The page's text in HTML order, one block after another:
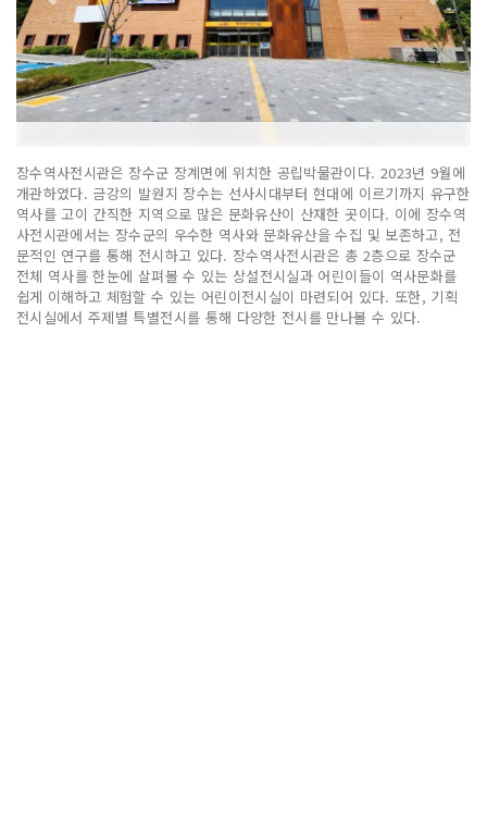
장수역사전시관은 장수군 장계면에 위치한 공립박물관이다. 2023년 9월에
개관하였다. 금강의 발원지 장수는 선사시대부터 현대에 이르기까지 유구한
역사를 고이 간직한 지역으로 많은 문화유산이 산재한 곳이다. 이에 장수역
사전시관에서는 장수군의 우수한 역사와 문화유산을 수집 및 보존하고, 전
문적인 연구를 통해 전시하고 있다. 장수역사전시관은 총 2층으로 장수군
전체 역사를 한눈에 살펴볼 수 있는 상설전시실과 어린이들이 역사문화를
쉽게 이해하고 체험할 수 있는 어린이전시실이 마련되어 있다. 또한, 기획
전시실에서 주제별 특별전시를 통해 다양한 전시를 만나볼 수 있다.